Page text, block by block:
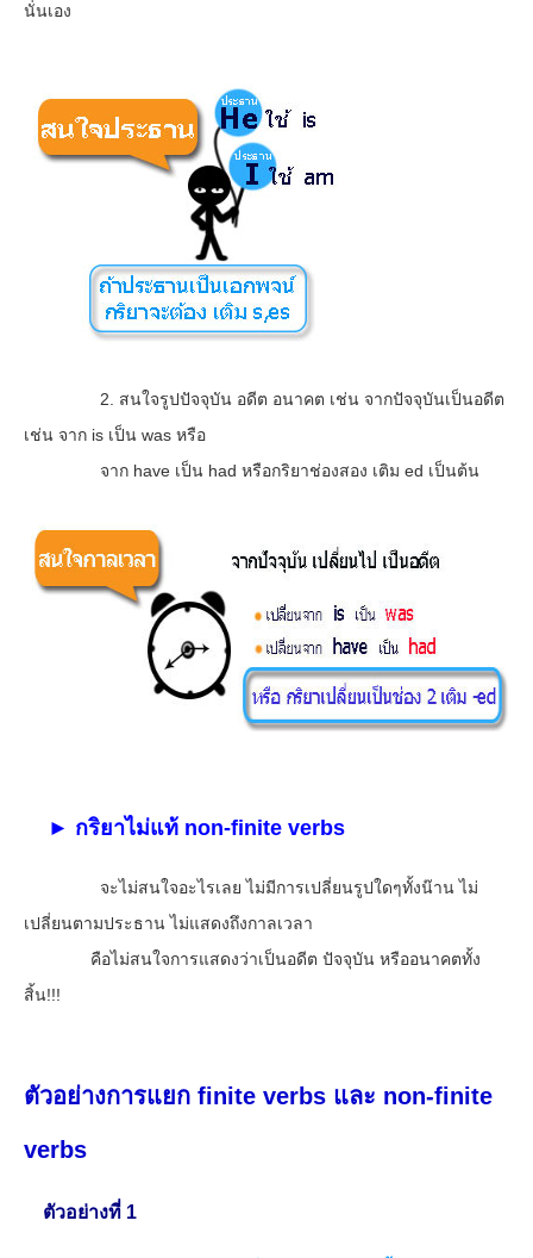
นั่นเอง
2. สนใจรูปปัจจุบัน อดีต อนาคต เช่น จากปัจจุบันเป็นอดีต
เช่น จาก is เป็น was หรือ
จาก have เป็น had หรือกริยาช่องสอง เติม ed เป็นต้น
► กริยาไม่แท้ non-finite verbs
จะไม่สนใจอะไรเลย ไม่มีการเปลี่ยนรูปใดๆทั้งน๊าน ไม่
เปลี่ยนตามประธาน ไม่แสดงถึงกาลเวลา
คือไม่สนใจการแสดงว่าเป็นอดีต ปัจจุบัน หรืออนาคตทั้ง
สิ้น!!!
ตัวอย่างการแยก finite verbs และ non-finite
verbs
ตัวอย่างที่ 1